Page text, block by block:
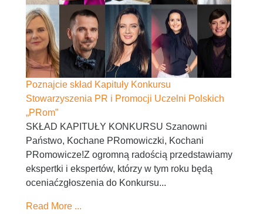
Poznajcie skład Kapituły Konkursu
Stowarzyszenia PR i Promocji Uczelni Polskich
„PRom”
SKŁAD KAPITUŁY KONKURSU Szanowni
Państwo, Kochane PRomowiczki, Kochani
PRomowicze!Z ogromną radością przedstawiamy
ekspertki i ekspertów, którzy w tym roku będą
oceniaćzgłoszenia do Konkursu...
Read More ...